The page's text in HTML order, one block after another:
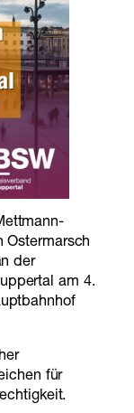
Ostermarsch
der
am 4.
für